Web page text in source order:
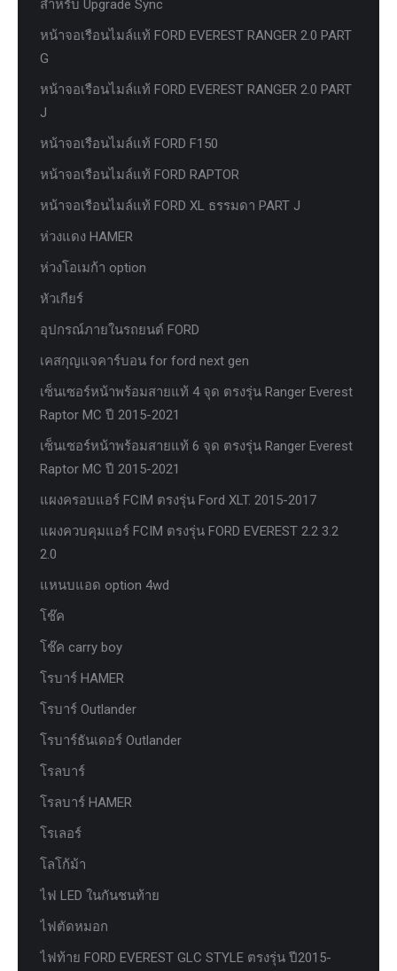
สำหรับ Upgrade Sync
หน้าจอเรือนไมล์แท้ FORD EVEREST RANGER 2.0 PART
G
หน้าจอเรือนไมล์แท้ FORD EVEREST RANGER 2.0 PART
J
หน้าจอเรือนไมล์แท้ FORD F150
หน้าจอเรือนไมล์แท้ FORD RAPTOR
หน้าจอเรือนไมล์แท้ FORD XL ธรรมดา PART J
ห่วงแดง HAMER
ห่วงโอเมก้า option
หัวเกียร์
อุปกรณ์ภายในรถยนต์ FORD
เคสกุญแจคาร์บอน for ford next gen
เซ็นเซอร์หน้าพร้อมสายแท้ 4 จุด ตรงรุ่น Ranger Everest
Raptor MC ปี 2015-2021
เซ็นเซอร์หน้าพร้อมสายแท้ 6 จุด ตรงรุ่น Ranger Everest
Raptor MC ปี 2015-2021
แผงครอบแอร์ FCIM ตรงรุ่น Ford XLT. 2015-2017
แผงควบคุมแอร์ FCIM ตรงรุ่น FORD EVEREST 2.2 3.2
2.0
แหนบแอด option 4wd
โช๊ค
โช๊ค carry boy
โรบาร์ HAMER
โรบาร์ Outlander
โรบาร์ธันเดอร์ Outlander
โรลบาร์
โรลบาร์ HAMER
โรเลอร์
โลโก้ม้า
ไฟ LED ในกันชนท้าย
ไฟตัดหมอก
ไฟท้าย FORD EVEREST GLC STYLE ตรงรุ่น ปี2015-